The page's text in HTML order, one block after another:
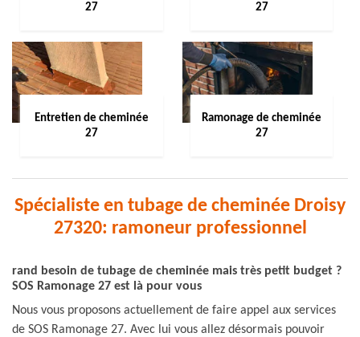
27
27
Entretien de cheminée
27
Ramonage de cheminée
27
Spécialiste en tubage de cheminée Droisy
27320: ramoneur professionnel
rand besoin de tubage de cheminée mais très petit budget ?
SOS Ramonage 27 est là pour vous
Nous vous proposons actuellement de faire appel aux services
de SOS Ramonage 27. Avec lui vous allez désormais pouvoir